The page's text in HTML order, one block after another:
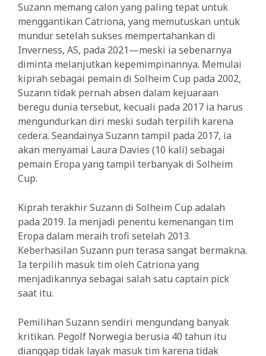
Suzann memang calon yang paling tepat untuk
menggantikan Catriona, yang memutuskan untuk
mundur setelah sukses mempertahankan di
Inverness, AS, pada 2021—meski ia sebenarnya
diminta melanjutkan kepemimpinannya. Memulai
kiprah sebagai pemain di Solheim Cup pada 2002,
Suzann tidak pernah absen dalam kejuaraan
beregu dunia tersebut, kecuali pada 2017 ia harus
mengundurkan diri meski sudah terpilih karena
cedera. Seandainya Suzann tampil pada 2017, ia
akan menyamai Laura Davies (10 kali) sebagai
pemain Eropa yang tampil terbanyak di Solheim
Cup.
Kiprah terakhir Suzann di Solheim Cup adalah
pada 2019. Ia menjadi penentu kemenangan tim
Eropa dalam meraih trofi setelah 2013.
Keberhasilan Suzann pun terasa sangat bermakna.
Ia terpilih masuk tim oleh Catriona yang
menjadikannya sebagai salah satu captain pick
saat itu.
Pemilihan Suzann sendiri mengundang banyak
kritikan. Pegolf Norwegia berusia 40 tahun itu
dianggap tidak layak masuk tim karena tidak